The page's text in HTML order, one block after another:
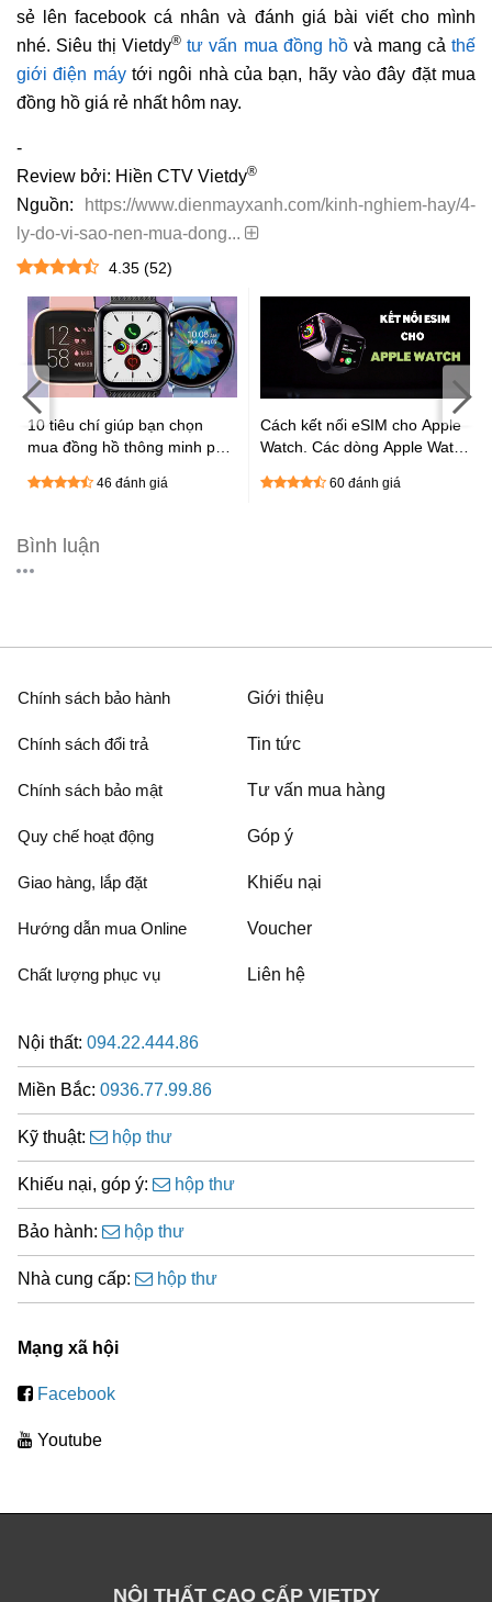
sẻ lên facebook cá nhân và đánh giá bài viết cho mình
nhé. Siêu thị Vietdy® tư vấn mua đồng hồvà mang cảthế
giới điện máytới ngôi nhà của bạn, hãy vào đây đặt mua
đồng hồ giá rẻ nhất hôm nay.
-
Review bởi: Hiền CTV Vietdy®
Nguồn:
https://www.dienmayxanh.com/kinh-nghiem-hay/4-
ly-do-vi-sao-nen-mua-dong...
4.35 (52)
10 tiêu chí giúp bạn chọn
mua đồng hồ thông minh phù
46 đánh giá
Cách kết nối eSIM cho Apple
Watch. Các dòng Apple Watch
60 đánh giá
Bình luận
Chính sách bảo hành
Chính sách đổi trả
Chính sách bảo mật
Quy chế hoạt động
Giao hàng, lắp đặt
Hướng dẫn mua Online
Chất lượng phục vụ
Giới thiệu
Tin tức
Tư vấn mua hàng
Góp ý
Khiếu nại
Voucher
Liên hệ
Nội thất: 094.22.444.86
Miền Bắc: 0936.77.99.86
Kỹ thuật: hộp thư
Khiếu nại, góp ý: hộp thư
Bảo hành: hộp thư
Nhà cung cấp: hộp thư
Mạng xã hội
Facebook
Youtube
NỘI THẤT CAO CẤP VIETDY